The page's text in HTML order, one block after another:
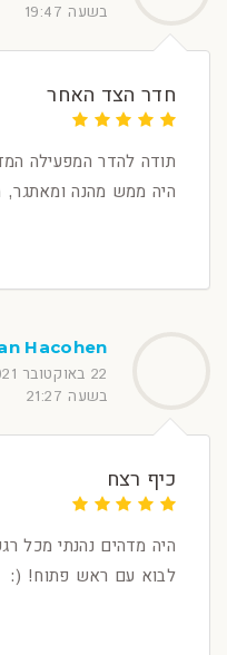
בשעה 19:47
חדר הצד האחר
תודה להדר המפעילה
היה ממש מהנה ומאתגר,
Hacohen
22 באוקטובר 2021
בשעה 21:27
כיף רצח
היה מדהים נהנתי מכל
לבוא עם ראש פתוח! (: